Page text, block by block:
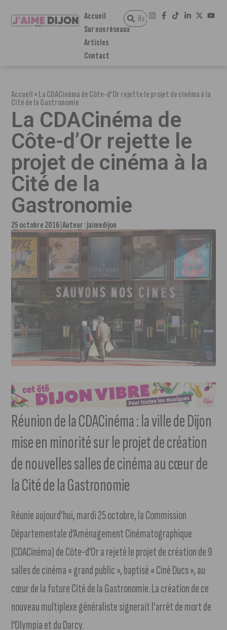
Accueil
Sur nos réseaux
Articles
Contact
Accueil»La CDACinéma de Côte-d’Or rejette le projet de cinéma à la
Cité de la Gastronomie
La CDACinéma de
Côte-d’Or rejette le
projet de cinéma à la
Cité de la
Gastronomie
25 octobre 2016 Auteur :jaimedijon
Réunion de la CDACinéma : la ville de Dijon
mise en minorité sur le projet de création
de nouvelles salles de cinéma au cœur de
la Cité de la Gastronomie
Réunie aujourd’hui, mardi 25 octobre, la Commission
Départementale d’Aménagement Cinématographique
(CDACinéma) de Côte-d’Or a rejeté le projet de création de 9
salles de cinéma « grand public », baptisé « Ciné Ducs », au
cœur de la future Cité de la Gastronomie. La création de ce
nouveau multiplexe généraliste signerait l’arrêt de mort de
l’Olympia et du Darcy.